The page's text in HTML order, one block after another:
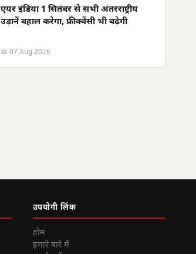
एयर इंडिया 1 सितंबर से सभी अंतरराष्ट्रीय
उड़ानें बहाल करेगा, फ्रीक्वेंसी भी बढ़ेगी
📅 07 Aug 2026
उपयोगी लिंक
होम
हमारे बारे में